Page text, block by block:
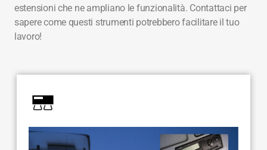
estensioni che ne ampliano le funzionalità. Contattaci per
sapere come questi strumenti potrebbero facilitare il tuo
lavoro!